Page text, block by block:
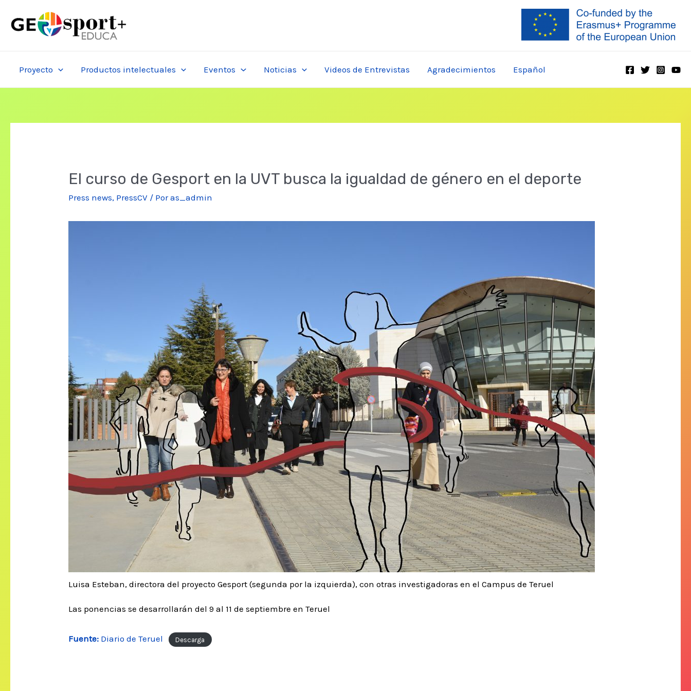
Proyecto Productos intelectuales Eventos Noticias Videos de Entrevistas Agradecimientos Español
El curso de Gesport en la UVT busca la igualdad de género en el deporte
Press news, PressCV / Poras_admin
Luisa Esteban, directora del proyecto Gesport (segunda por la izquierda), con otras investigadoras en el Campus de Teruel
Las ponencias se desarrollarán del 9 al 11 de septiembre en Teruel
Fuente: Diario de Teruel Descarga